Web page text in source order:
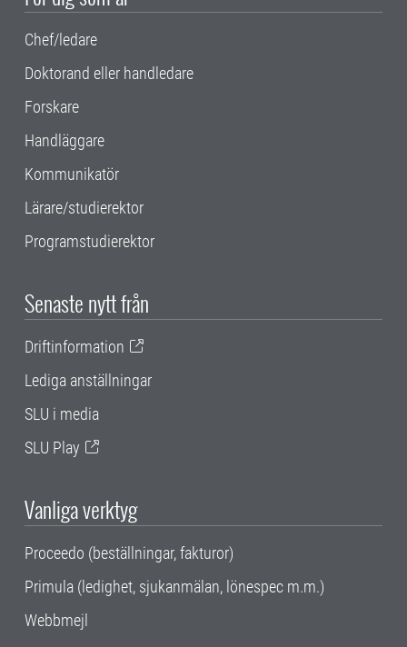
Chef/ledare
Doktorand eller handledare
Forskare
Handläggare
Kommunikatör
Lärare/studierektor
Programstudierektor
Senaste nytt från
Driftinformation
Lediga anställningar
SLU i media
SLU Play
Vanliga verktyg
Proceedo (beställningar, fakturor)
Primula (ledighet, sjukanmälan, lönespec m.m.)
Webbmejl